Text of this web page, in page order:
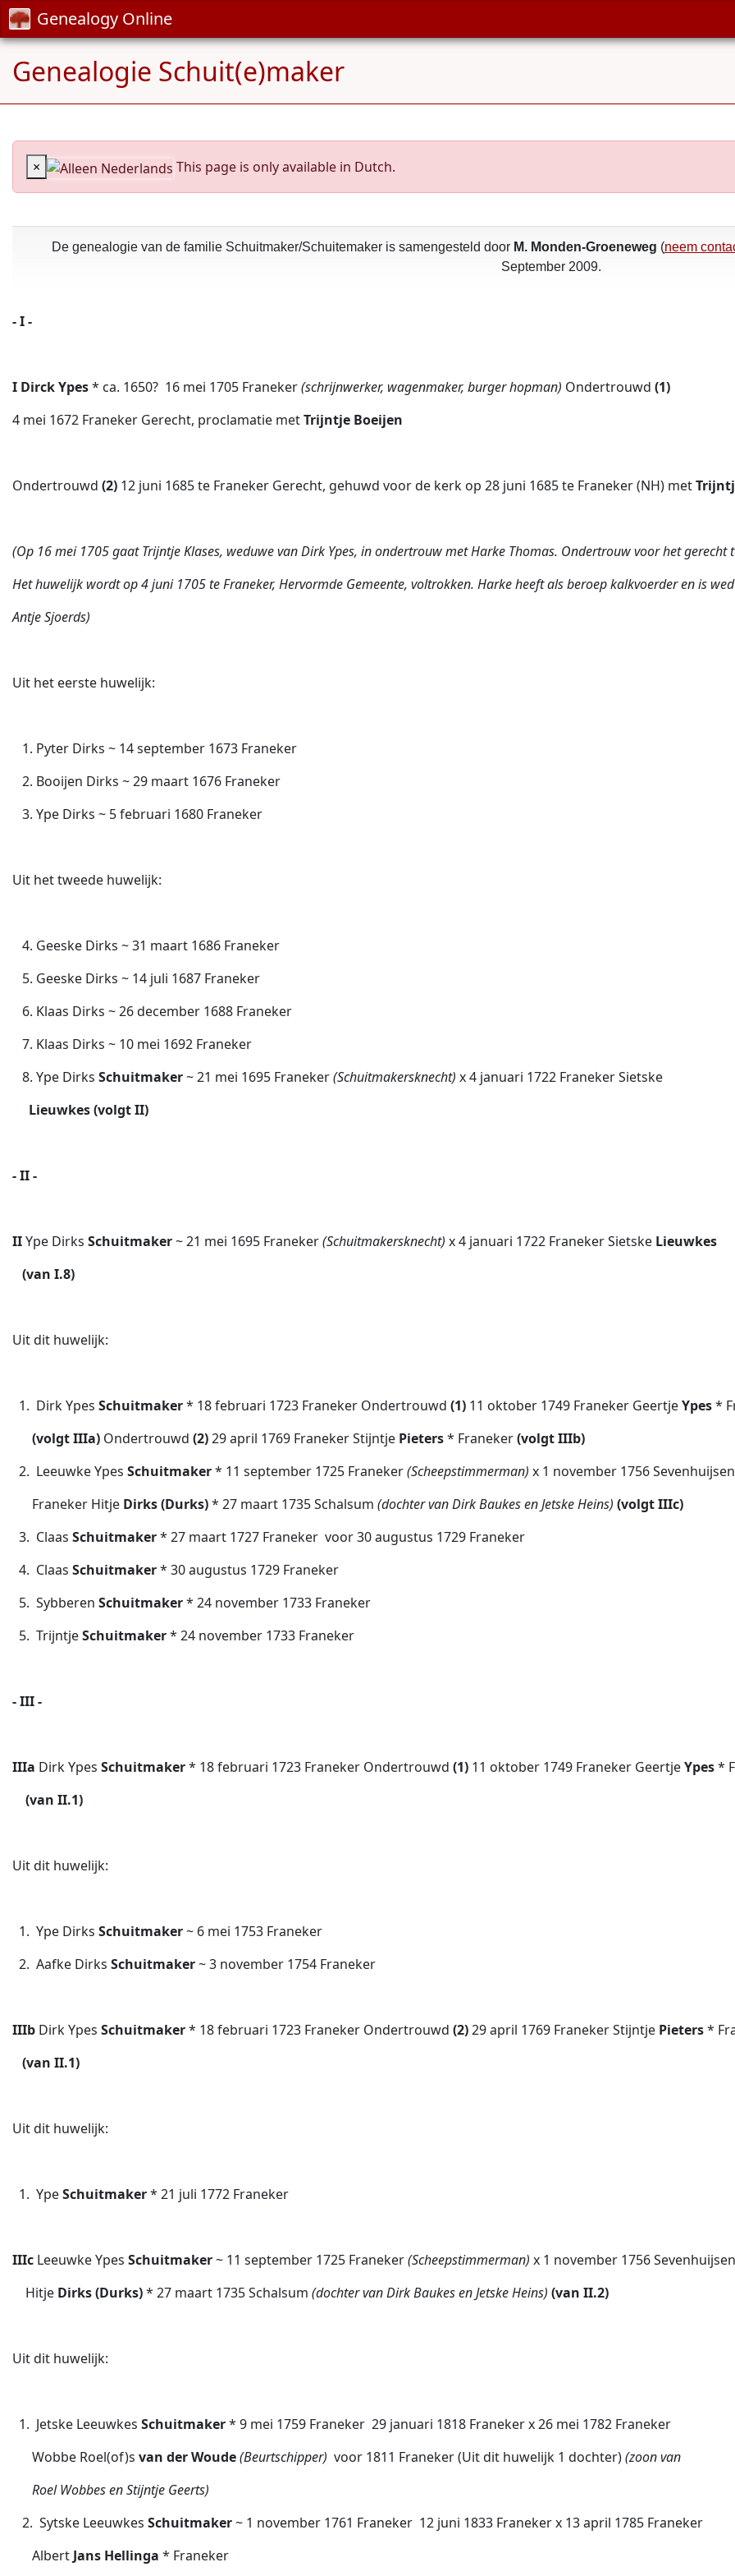
Genealogy Online
Genealogie Schuit(e)maker
× This page is only available in Dutch.
De genealogie van de familie Schuitmaker/Schuitemaker is samengesteld door M. Monden-Groeneweg (neem
September 2009.
- I -
I Dirck Ypes* ca. 1650?  16 mei 1705 Franeker(schrijnwerker, wagenmaker, burger hopman) Ondertrouwd (1)
4 mei 1672 Franeker Gerecht, proclamatie metTrijntje Boeijen
Ondertrouwd (2) 12 juni 1685 te Franeker Gerecht, gehuwd voor de kerk op 28 juni 1685 te Franeker (NH) met
(Op 16 mei 1705 gaat Trijntje Klases, weduwe van Dirk Ypes, in ondertrouw met Harke Thomas. Ondertrouw voor het gerecht
Het huwelijk wordt op 4 juni 1705 te Franeker, Hervormde Gemeente, voltrokken. Harke heeft als beroep kalkvoerder en is
Antje Sjoerds)
Uit het eerste huwelijk:
1. Pyter Dirks ~ 14 september 1673 Franeker
2. Booijen Dirks ~ 29 maart 1676 Franeker
3. Ype Dirks ~ 5 februari 1680 Franeker
Uit het tweede huwelijk:
4. Geeske Dirks ~ 31 maart 1686 Franeker
5. Geeske Dirks ~ 14 juli 1687 Franeker
6. Klaas Dirks ~ 26 december 1688 Franeker
7. Klaas Dirks ~ 10 mei 1692 Franeker
8. Ype Dirks Schuitmaker~ 21 mei 1695 Franeker(Schuitmakersknecht) x 4 januari 1722 Franeker Sietske
Lieuwkes (volgt II)
- II -
IIYpe Dirks Schuitmaker~ 21 mei 1695 Franeker(Schuitmakersknecht) x 4 januari 1722 Franeker Sietske Lieuwkes
(van I.8)
Uit dit huwelijk:
1. Dirk Ypes Schuitmaker* 18 februari 1723 Franeker Ondertrouwd (1) 11 oktober 1749 Franeker GeertjeYpes*
(volgt IIIa) Ondertrouwd (2)29 april 1769 Franeker Stijntje Pieters* Franeker(volgt IIIb)
2. Leeuwke Ypes Schuitmaker* 11 september 1725 Franeker(Scheepstimmerman) x 1 november 1756 Sevenhuijsen
Franeker Hitje Dirks (Durks)* 27 maart 1735 Schalsum (dochter van Dirk Baukes en Jetske Heins) (volgt IIIc)
3. Claas Schuitmaker* 27 maart 1727 Franeker  voor 30 augustus 1729 Franeker
4. Claas Schuitmaker* 30 augustus 1729 Franeker
5. Sybberen Schuitmaker* 24 november 1733 Franeker
5. TrijntjeSchuitmaker* 24 november 1733 Franeker
- III -
IIIa Dirk Ypes Schuitmaker* 18 februari 1723 Franeker Ondertrouwd (1) 11 oktober 1749 Franeker GeertjeYpes*
(van II.1)
Uit dit huwelijk:
1. Ype Dirks Schuitmaker~ 6 mei 1753 Franeker
2. Aafke Dirks Schuitmaker~ 3 november 1754 Franeker
IIIb Dirk Ypes Schuitmaker* 18 februari 1723 Franeker Ondertrouwd (2)29 april 1769 Franeker Stijntje Pieters*
(van II.1)
Uit dit huwelijk:
1. YpeSchuitmaker* 21 juli 1772 Franeker
IIIc Leeuwke Ypes Schuitmaker~ 11 september 1725 Franeker(Scheepstimmerman) x 1 november 1756
Hitje Dirks (Durks)* 27 maart 1735 Schalsum (dochter van Dirk Baukes en Jetske Heins) (van II.2)
Uit dit huwelijk:
1. Jetske Leeuwkes Schuitmaker* 9 mei 1759 Franeker  29 januari 1818 Franeker x 26 mei 1782 Franeker
Wobbe Roel(of)s van der Woude(Beurtschipper)  voor 1811 Franeker (Uit dit huwelijk 1 dochter)(zoon van
Roel Wobbes en Stijntje Geerts)
2. Sytske Leeuwkes Schuitmaker~ 1 november 1761 Franeker  12 juni 1833 Franeker x 13 april 1785 Franeker
Albert Jans Hellinga * Franeker